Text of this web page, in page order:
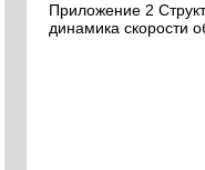
Приложение 2
динамика скорости